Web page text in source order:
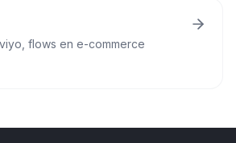
flows en e-commerce